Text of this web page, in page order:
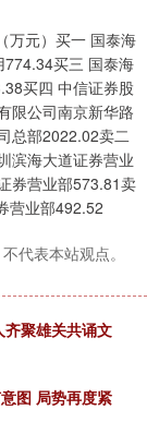
万元）买一 国泰海
买三 国泰海
买四 中信证券股
限公司南京新华路
总部2022.02卖二
滨海大道证券营业
券营业部573.81卖
营业部492.52
代表本站观点。
聚雄关共诵文
图 局势再度紧